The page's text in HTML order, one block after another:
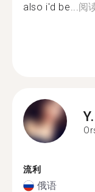
also i'd be... 阅
Y.
流利
俄语